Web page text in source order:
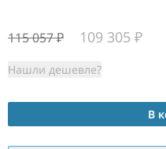
115 057₽ 109 305 ₽
Нашли дешевле?
В